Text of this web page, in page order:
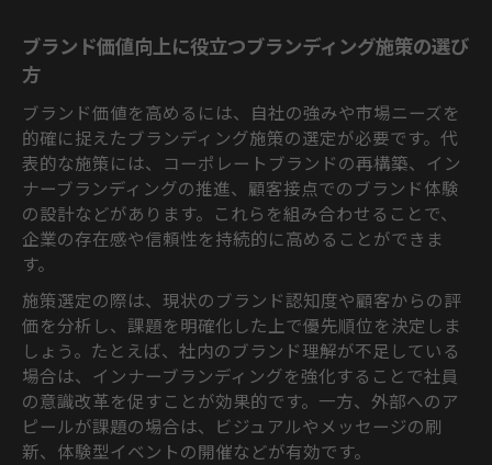
ブランド価値向上に役立つブランディング施策の選び
方
ブランド価値を高めるには、自社の強みや市場ニーズを
的確に捉えたブランディング施策の選定が必要です。代
表的な施策には、コーポレートブランドの再構築、イン
ナーブランディングの推進、顧客接点でのブランド体験
の設計などがあります。これらを組み合わせることで、
企業の存在感や信頼性を持続的に高めることができま
す。
施策選定の際は、現状のブランド認知度や顧客からの評
価を分析し、課題を明確化した上で優先順位を決定しま
しょう。たとえば、社内のブランド理解が不足している
場合は、インナーブランディングを強化することで社員
の意識改革を促すことが効果的です。一方、外部へのア
ピールが課題の場合は、ビジュアルやメッセージの刷
新、体験型イベントの開催などが有効です。